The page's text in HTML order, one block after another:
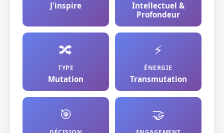
J'inspire
Intellectuel &
Profondeur
🔀
TYPE
Mutation
⚡
ÉNERGIE
Transmutation
🎯 🤝